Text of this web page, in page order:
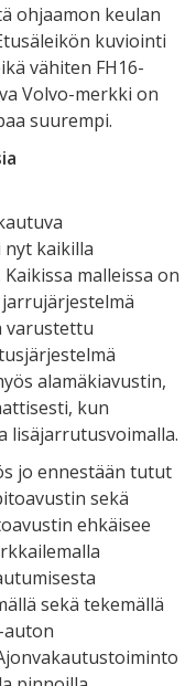
ohjaamon keulan
kuviointi
vähiten FH16-
Volvo-merkki on
suurempi.
nyt kaikilla
malleissa on
varustettu
alamäkiavustin,
kun
lisäjarrutusvoimalla.
jo ennestään tutut
sekä
ehkäisee
sekä tekemällä
auton